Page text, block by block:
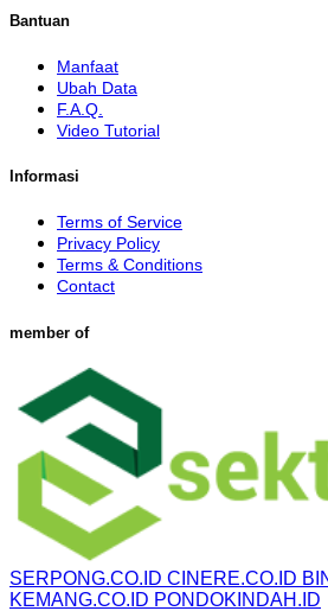
Bantuan
Manfaat
Ubah Data
F.A.Q.
Video Tutorial
Informasi
Terms of Service
Privacy Policy
Terms & Conditions
Contact
member of
SERPONG.CO.ID CINERE.CO.ID
KEMANG.CO.ID PONDOKINDAH.ID